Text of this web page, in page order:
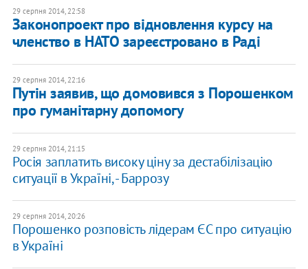
29 серпня 2014, 22:58
Законопроект про відновлення курсу на
членство в НАТО зареєстровано в Раді
29 серпня 2014, 22:16
Путін заявив, що домовився з Порошенком
про гуманітарну допомогу
29 серпня 2014, 21:15
Росія заплатить високу ціну за дестабілізацію
ситуації в Україні, - Баррозу
29 серпня 2014, 20:26
Порошенко розповість лідерам ЄС про ситуацію
в Україні